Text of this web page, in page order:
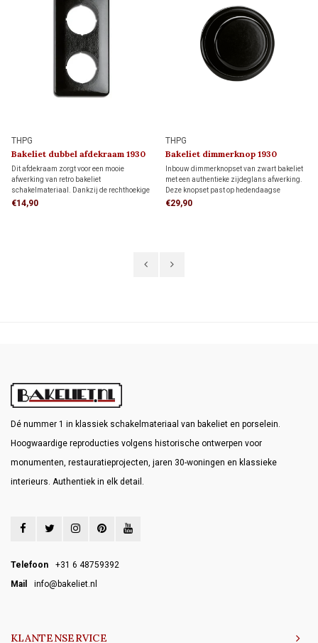
THPG
Bakeliet dubbel afdekraam 1930
Dit afdekraam zorgt voor een mooie
afwerking van retro bakeliet
schakelmateriaal. Dankzij de rechthoekige
vorm biedt het meer dekking rondom de
€14,90
THPG
Bakeliet dimmerknop 1930
Inbouw dimmerknopset van zwart bakeliet
met een authentieke zijdeglans afwerking.
Deze knopset past op hedendaagse
dimmers met een 4 mm draai-as en is
€29,90
Dé nummer 1 in klassiek schakelmateriaal van bakeliet en porselein.
Hoogwaardige reproducties volgens historische ontwerpen voor
monumenten, restauratieprojecten, jaren 30-woningen en klassieke
interieurs. Authentiek in elk detail.
Telefoon
+31 6 48759392
Mail
info@bakeliet.nl
KLANTENSERVICE